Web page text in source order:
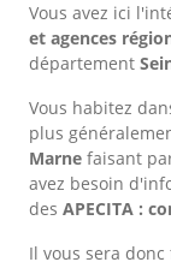
Vous avez ici
et agences
département
Vous habitez
plus
Marne faisant
avez besoin
des APECITA :
Il vous sera